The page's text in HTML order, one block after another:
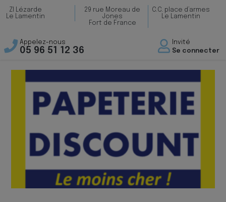
ZI Lézarde
Le Lamentin
29 rue Moreau de
Jones
Fort de France
C.C. place d’armes
Le Lamentin
Appelez-nous
05 96 51 12 36
Invité
Se connecter